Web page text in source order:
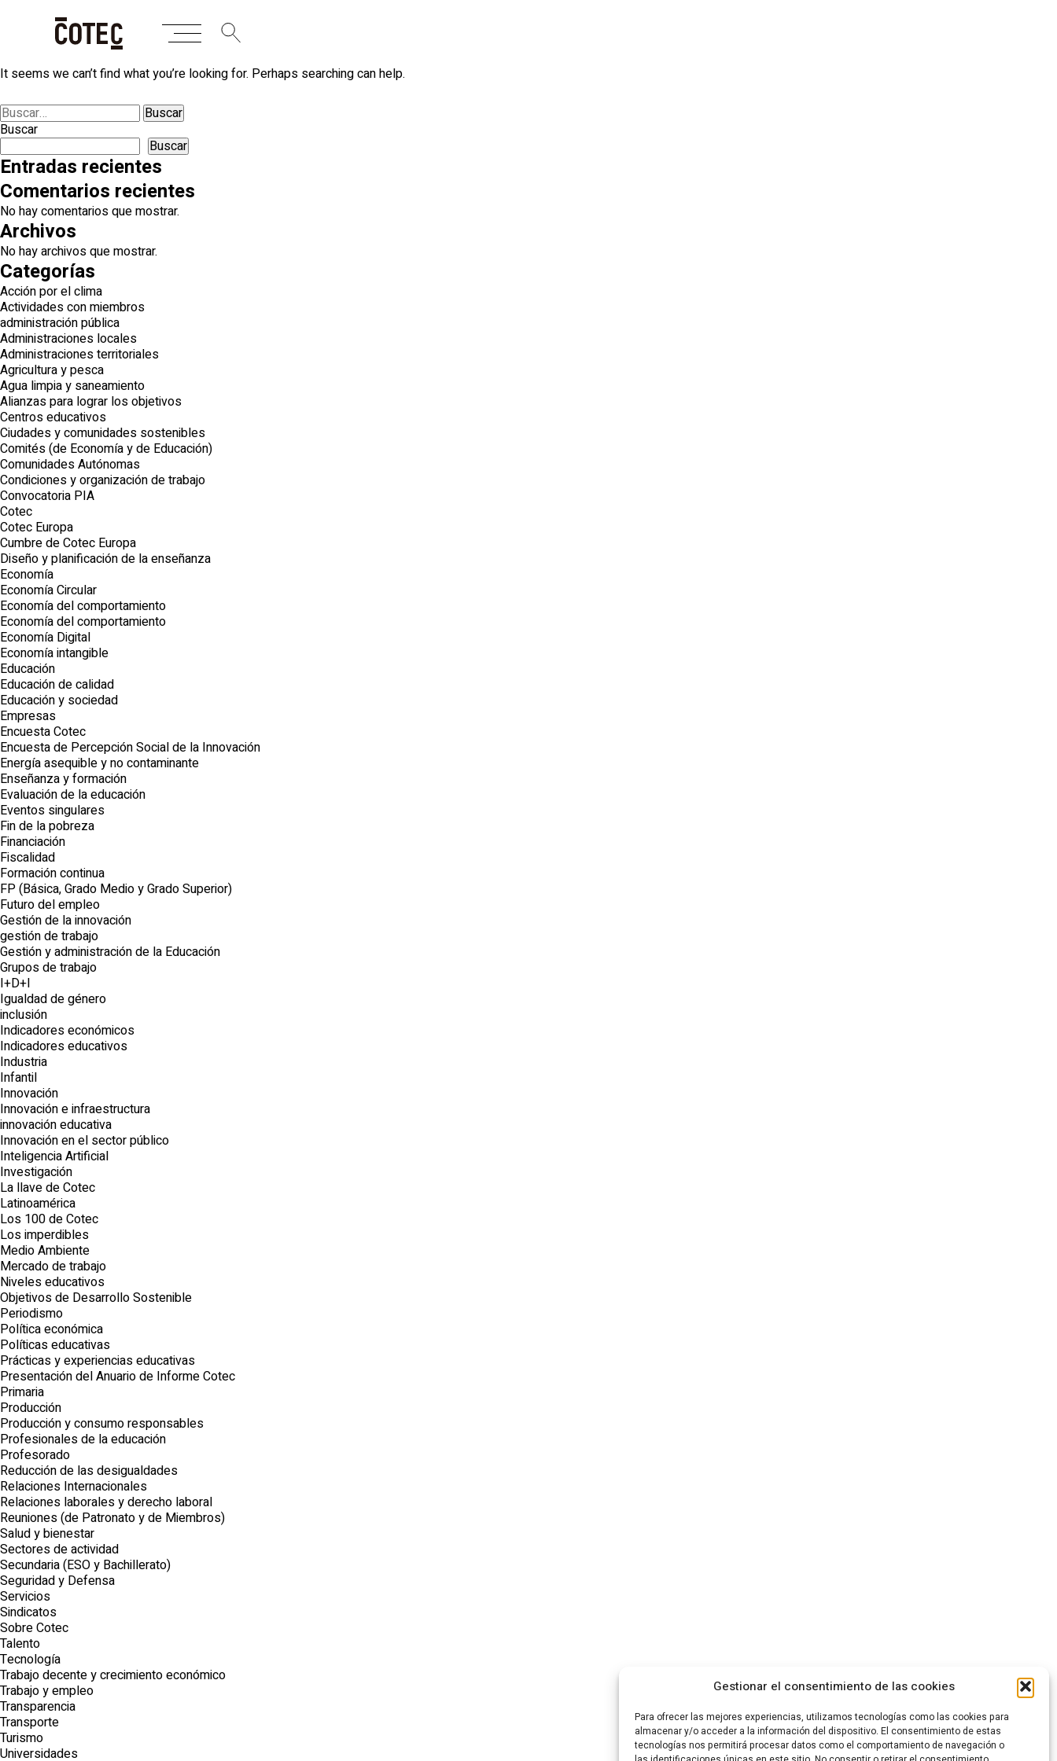
Gestionar el consentimiento de las cookies
Para ofrecer las mejores experiencias, utilizamos tecnologías como las cookies para
almacenar y/o acceder a la información del dispositivo. El consentimiento de estas
tecnologías nos permitirá procesar datos como el comportamiento de navegación o
Nothing Found
It seems we can’t find what you’re looking for. Perhaps searching can help.
Buscar:
Buscar
Buscar
Entradas recientes
Comentarios recientes
No hay comentarios que mostrar.
Archivos
No hay archivos que mostrar.
Categorías
Acción por el clima
Actividades con miembros
administración pública
Administraciones locales
Administraciones territoriales
Agricultura y pesca
Agua limpia y saneamiento
Alianzas para lograr los objetivos
Centros educativos
Ciudades y comunidades sostenibles
Comités (de Economía y de Educación)
Comunidades Autónomas
Condiciones y organización de trabajo
Convocatoria PIA
Cotec
Cotec Europa
Cumbre de Cotec Europa
Diseño y planificación de la enseñanza
Economía
Economía Circular
Economía del comportamiento
Economía del comportamiento
Economía Digital
Economía intangible
Educación
Educación de calidad
Educación y sociedad
Empresas
Encuesta Cotec
Encuesta de Percepción Social de la Innovación
Energía asequible y no contaminante
Enseñanza y formación
Evaluación de la educación
Eventos singulares
Fin de la pobreza
Financiación
Fiscalidad
Formación continua
FP (Básica, Grado Medio y Grado Superior)
Futuro del empleo
Gestión de la innovación
gestión de trabajo
Gestión y administración de la Educación
Grupos de trabajo
I+D+I
Igualdad de género
inclusión
Indicadores económicos
Indicadores educativos
Industria
Infantil
Innovación
Innovación e infraestructura
innovación educativa
Innovación en el sector público
Inteligencia Artificial
Investigación
La llave de Cotec
Latinoamérica
Los 100 de Cotec
Los imperdibles
Medio Ambiente
Mercado de trabajo
Niveles educativos
Objetivos de Desarrollo Sostenible
Periodismo
Política económica
Políticas educativas
Prácticas y experiencias educativas
Presentación del Anuario de Informe Cotec
Primaria
Producción
Producción y consumo responsables
Profesionales de la educación
Profesorado
Reducción de las desigualdades
Relaciones Internacionales
Relaciones laborales y derecho laboral
Reuniones (de Patronato y de Miembros)
Salud y bienestar
Sectores de actividad
Secundaria (ESO y Bachillerato)
Seguridad y Defensa
Servicios
Sindicatos
Sobre Cotec
Talento
Tecnología
Trabajo decente y crecimiento económico
Trabajo y empleo
Transparencia
Transporte
Turismo
Universidades